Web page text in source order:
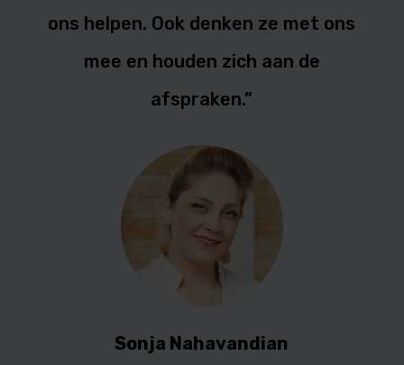
ons helpen. Ook denken ze met ons
mee en houden zich aan de
afspraken.”
Sonja Nahavandian